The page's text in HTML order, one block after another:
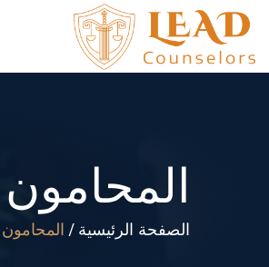
المحامون
الصفحة الرئيسية المحامون